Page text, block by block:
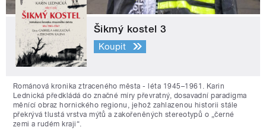
Šikmý kostel 3
Koupit
Románová kronika ztraceného města - léta 1945–1961. Karin
Lednická předkládá do značné míry převratný, dosavadní paradigma
měnící obraz hornického regionu, jehož zahlazenou historii stále
překrývá tlustá vrstva mýtů a zakořeněných stereotypů o „černé
zemi a rudém kraji“.